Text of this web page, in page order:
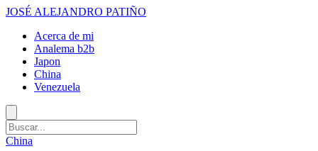
JOSÉ ALEJANDRO PATIÑO
Acerca de mi
Analema b2b
Japon
China
Venezuela
China